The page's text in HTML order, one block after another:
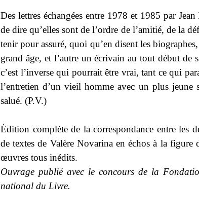
Des lettres échangées entre 1978 et 1985 par
de dire qu’elles sont de l’ordre de l’amitié, de la
tenir pour assuré, quoi qu’en disent les
grand âge, et l’autre un écrivain au tout début de
c’est l’inverse qui pourrait être vrai, tant ce qui
l’entretien d’un vieil homme avec un plus
salué. (P.V.)
Édition complète de la correspondance entre les
de textes de Valère Novarina en échos à la
œuvres tous inédits.
Ouvrage publié avec le concours de la
national du Livre.